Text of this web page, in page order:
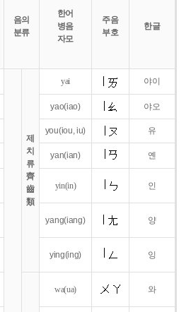
음의
분류
한어
병음
자모
주음
부호
한글
제
치
류
齊
齒
類
yai 야이
yao(iao) 야오
you(iou,iu) 유
yan(ian) 옌
yin(in) 인
yang(iang) 양
ying(ing) 잉
wa(ua) 와